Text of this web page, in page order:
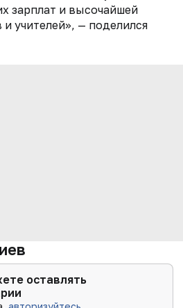
зарплат и высочайшей
учителей», — поделился
оставлять